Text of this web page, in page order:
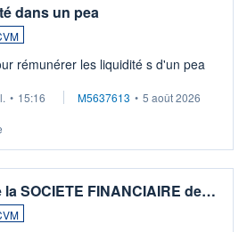
dans un pea
rémunérer les liquidité s d'un pea
• 15:16 M5637613 • 5 août 2026
la SOCIETE FINANCIAIRE de…